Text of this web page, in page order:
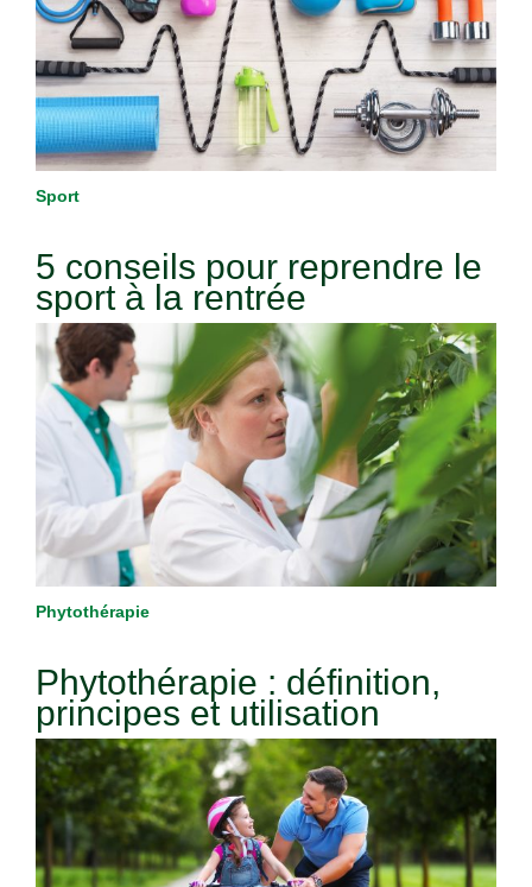
Sport
5 conseils pour reprendre le
sport à la rentrée
Phytothérapie
Phytothérapie : définition,
principes et utilisation